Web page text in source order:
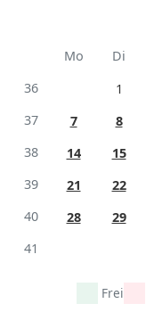
Mo
Di
36
1
37
7 8
38
14 15
39
21 22
40
28 29
41
Frei